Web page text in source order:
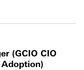
(GCIO CIO